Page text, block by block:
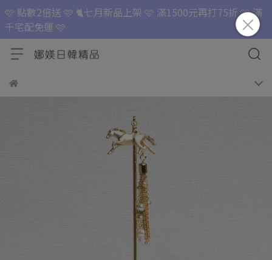
🩷 點數2倍送 🩷 🐈七月新品上架 🩷 滿1500元再打75折 🩷 滿
千宅配免運 🩷